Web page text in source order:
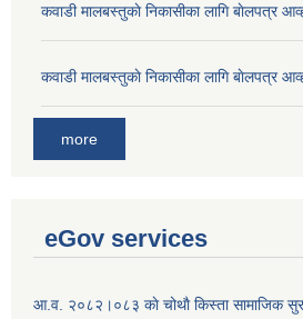
कवाडी मालबस्तुकाे निकासीका लागि बाेलपत्र
कवाडी मालबस्तुकाे निकासीका लागि बाेलपत्र
more
eGov services
आ.व. २०८२।०८३ काे चोथाै‌ किस्ता सामाजिक